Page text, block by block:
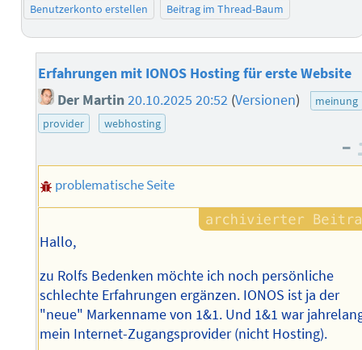
Benutzerkonto erstellen
Beitrag im Thread-Baum
Erfahrungen mit IONOS Hosting für erste Website
Der Martin20.10.2025 20:52 (Versionen)
meinung
provider
webhosting
–
problematische Seite
Hallo,
zu Rolfs Bedenken möchte ich noch persönliche
schlechte Erfahrungen ergänzen. IONOS ist ja der
"neue" Markenname von 1&1. Und 1&1 war
mein Internet-Zugangsprovider (nicht Hosting).